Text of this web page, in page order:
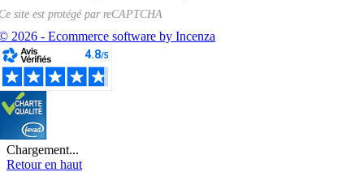
site est protégé parreCAPTCHA
2026 - Ecommerce software by Incenza
Chargement...
Retour en haut